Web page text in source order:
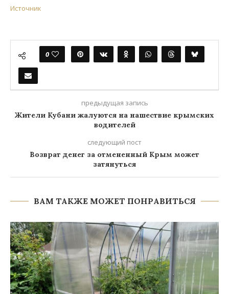
Источник
0
предыдущая запись
Жители Кубани жалуются на нашествие крымских
водителей
следующий пост
Возврат денег за отмененный Крым может
затянуться
ВАМ ТАКЖЕ МОЖЕТ ПОНРАВИТЬСЯ